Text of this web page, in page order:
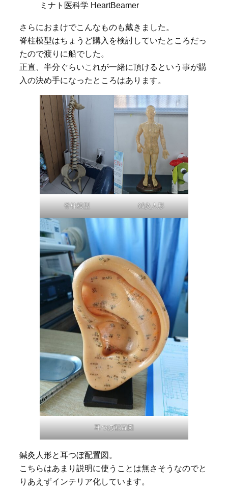
ミナト医科学 HeartBeamer
さらにおまけでこんなものも戴きました。
脊柱模型はちょうど購入を検討していたところだっ
たので渡りに船でした。
正直、半分ぐらいこれが一緒に頂けるという事が購
入の決め手になったところはあります。
脊柱模型 鍼灸人形
耳つぼ配置図
鍼灸人形と耳つぼ配置図。
こちらはあまり説明に使うことは無さそうなのでと
りあえずインテリア化しています。